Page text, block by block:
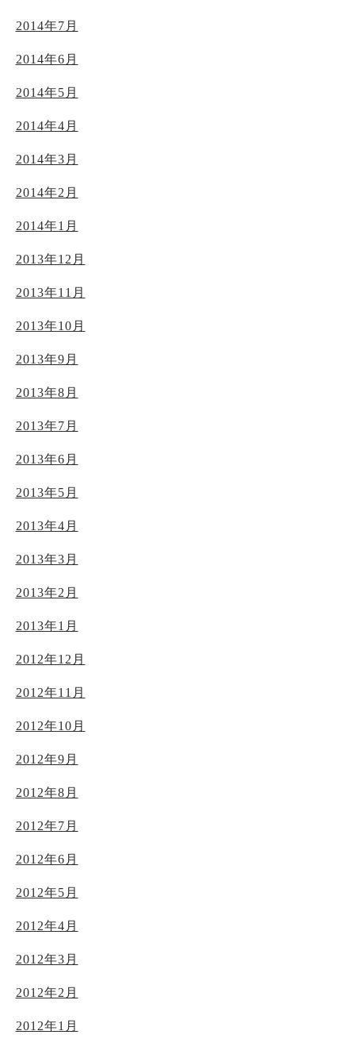
2014年7月
2014年6月
2014年5月
2014年4月
2014年3月
2014年2月
2014年1月
2013年12月
2013年11月
2013年10月
2013年9月
2013年8月
2013年7月
2013年6月
2013年5月
2013年4月
2013年3月
2013年2月
2013年1月
2012年12月
2012年11月
2012年10月
2012年9月
2012年8月
2012年7月
2012年6月
2012年5月
2012年4月
2012年3月
2012年2月
2012年1月